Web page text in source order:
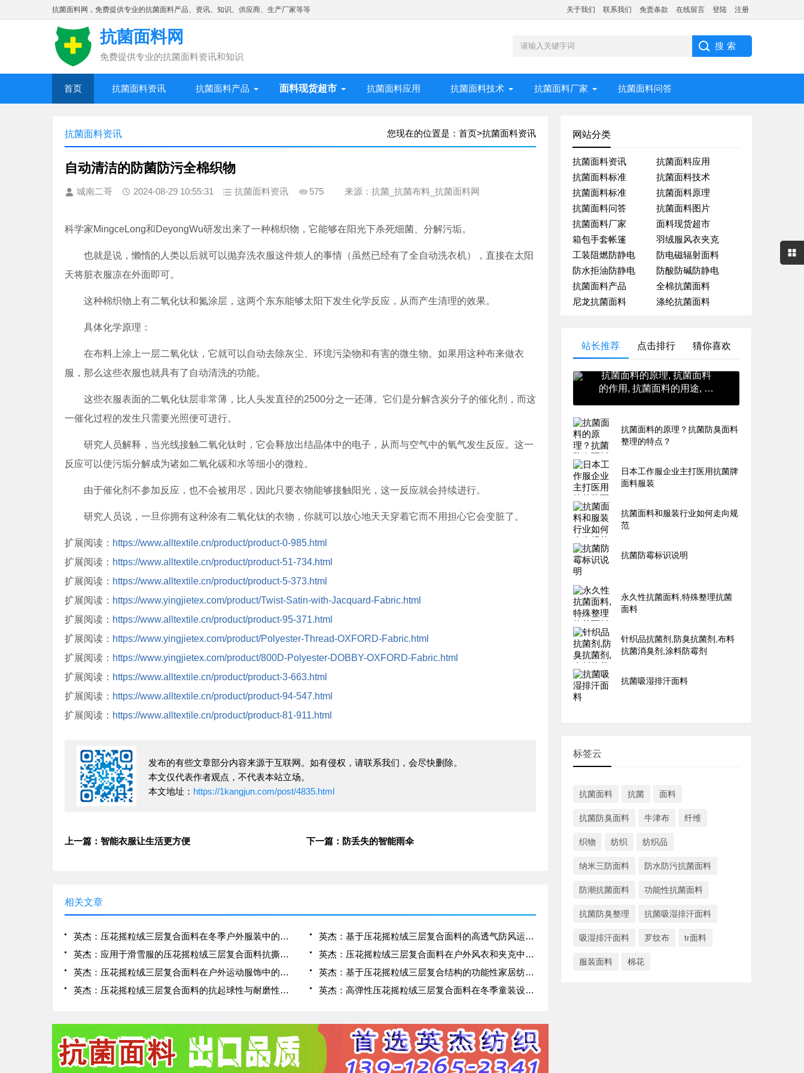
抗菌面料网，免费提供专业的抗菌面料产品、资讯、知识、供应商、生产厂家等等 关于我们 联系我们 免责条款 在线留言 登陆 注册
抗菌面料网
免费提供专业的抗菌面料资讯和知识
首页 抗菌面料资讯 抗菌面料产品 面料现货超市 抗菌面料应用 抗菌面料技术 抗菌面料厂家 抗菌面料问答
您现在的位置是： 首页>抗菌面料资讯
抗菌面料资讯
自动清洁的防菌防污全棉织物
城南二哥 2024-08-29 10:55:31 抗菌面料资讯 575 来源：抗菌_抗菌布料_抗菌面料网
科学家MingceLong和DeyongWu研发出来了一种棉织物，它能够在阳光下杀死细菌、分解污垢。
也就是说，懒惰的人类以后就可以抛弃洗衣服这件烦人的事情（虽然已经有了全自动洗衣机），直接在太阳
天将脏衣服凉在外面即可。
这种棉织物上有二氧化钛和氮涂层，这两个东东能够太阳下发生化学反应，从而产生清理的效果。
具体化学原理：
在布料上涂上一层二氧化钛，它就可以自动去除灰尘、环境污染物和有害的微生物。如果用这种布来做衣
服，那么这些衣服也就具有了自动清洗的功能。
这些衣服表面的二氧化钛层非常薄，比人头发直径的2500分之一还薄。它们是分解含炭分子的催化剂，而这
一催化过程的发生只需要光照便可进行。
研究人员解释，当光线接触二氧化钛时，它会释放出结晶体中的电子，从而与空气中的氧气发生反应。这一
反应可以使污垢分解成为诸如二氧化碳和水等细小的微粒。
由于催化剂不参加反应，也不会被用尽，因此只要衣物能够接触阳光，这一反应就会持续进行。
研究人员说，一旦你拥有这种涂有二氧化钛的衣物，你就可以放心地天天穿着它而不用担心它会变脏了。
扩展阅读： https://www.alltextile.cn/product/product-0-985.html
扩展阅读： https://www.alltextile.cn/product/product-51-734.html
扩展阅读： https://www.alltextile.cn/product/product-5-373.html
扩展阅读： https://www.yingjietex.com/product/Twist-Satin-with-Jacquard-Fabric.html
扩展阅读： https://www.alltextile.cn/product/product-95-371.html
扩展阅读： https://www.yingjietex.com/product/Polyester-Thread-OXFORD-Fabric.html
扩展阅读： https://www.yingjietex.com/product/800D-Polyester-DOBBY-OXFORD-Fabric.html
扩展阅读： https://www.alltextile.cn/product/product-3-663.html
扩展阅读： https://www.alltextile.cn/product/product-94-547.html
扩展阅读： https://www.alltextile.cn/product/product-81-911.html
发布的有些文章部分内容来源于互联网。如有侵权，请联系我们，会尽快删除。
本文仅代表作者观点，不代表本站立场。
本文地址： https://1kangjun.com/post/4835.html
上一篇：智能衣服让生活更方便 下一篇：防丢失的智能雨伞
相关文章
英杰：压花摇粒绒三层复合面料在冬季户外服装中的保暖性能优化研究
英杰：基于压花摇粒绒三层复合面料的高透气防风运动服饰开发
英杰：应用于滑雪服的压花摇粒绒三层复合面料抗撕裂与耐磨性提升技术
英杰：压花摇粒绒三层复合面料在户外风衣和夹克中的应用与性能
英杰：压花摇粒绒三层复合面料在户外运动服饰中的保暖与透气性能研究
英杰：基于压花摇粒绒三层复合结构的功能性家居纺织品开发与应用
英杰：压花摇粒绒三层复合面料的抗起球性与耐磨性优化技术分析
英杰：高弹性压花摇粒绒三层复合面料在冬季童装设计中的应用实践
网站分类
抗菌面料资讯
抗菌面料应用
抗菌面料标准
抗菌面料技术
抗菌面料标准
抗菌面料原理
抗菌面料问答
抗菌面料图片
抗菌面料厂家
面料现货超市
箱包手套帐篷
羽绒服风衣夹克
工装阻燃防静电
防电磁辐射面料
防水拒油防静电
防酸防碱防静电
抗菌面料产品
全棉抗菌面料
尼龙抗菌面料
涤纶抗菌面料
站长推荐 点击排行 猜你喜欢
抗菌面料的原理, 抗菌面料
的作用, 抗菌面料的用途, 抗
抗菌面料的原理？抗菌防臭面料
整理的特点？
日本工作服企业主打医用抗菌牌
面料服装
抗菌面料和服装行业如何走向规
范
抗菌防霉标识说明
永久性抗菌面料,特殊整理抗菌
面料
针织品抗菌剂,防臭抗菌剂,布料
抗菌消臭剂,涂料防霉剂
抗菌吸湿排汗面料
标签云
抗菌面料 抗菌 面料
抗菌防臭面料 牛津布 纤维
织物 纺织 纺织品
纳米三防面料 防水防污抗菌面料
防潮抗菌面料 功能性抗菌面料
抗菌防臭整理 抗菌吸湿排汗面料
吸湿排汗面料 罗纹布 tr面料
服装面料 棉花